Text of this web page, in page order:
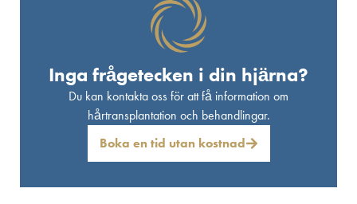
Inga frågetecken i din hjärna?
Du kan kontakta oss för att få information om
hårtransplantation och behandlingar.
Boka en tid utan kostnad